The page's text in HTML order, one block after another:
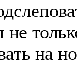
не
на